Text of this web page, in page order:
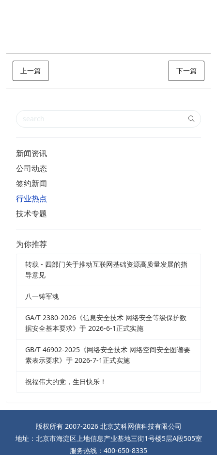
上一篇 下一篇
新闻资讯
公司动态
签约新闻
行业热点
技术专题
为你推荐
转载 - 四部门关于推动互联网基础资源高质量发展的指
导意见
八一铸军魂
GA/T 2380-2026《信息安全技术 网络安全等级保护数
据安全基本要求》于 2026-6-1正式实施
GB/T 46902-2025《网络安全技术 网络空间安全图谱要
素表示要求》于 2026-7-1正式实施
祝福伟大的党，生日快乐！
版权所有 2007-2026 北京艾科网信科技有限公司
地址：北京市海淀区上地信息产业基地三街1号楼5层A段505室
服务热线：400-650-8335